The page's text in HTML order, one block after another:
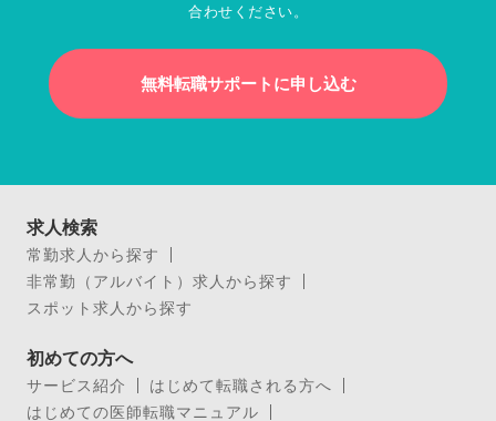
合わせください。
無料転職サポートに申し込む
求人検索
常勤求人から探す
非常勤（アルバイト）求人から探す
スポット求人から探す
初めての方へ
サービス紹介
はじめて転職される方へ
はじめての医師転職マニュアル